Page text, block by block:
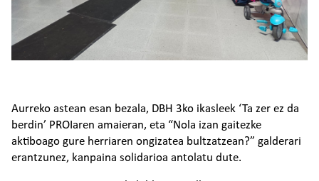
Aurreko astean esan bezala, DBH 3ko ikasleek ‘Ta zer ez da
berdin’ PROIaren amaieran, eta “Nola izan gaitezke
aktiboago gure herriaren ongizatea bultzatzean?” galderari
erantzunez, kanpaina solidarioa antolatu dute.